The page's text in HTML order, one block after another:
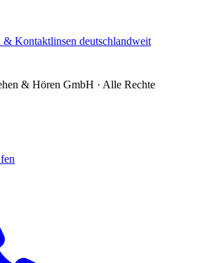
Kontaktlinsen deutschlandweit
& Hören GmbH · Alle Rechte